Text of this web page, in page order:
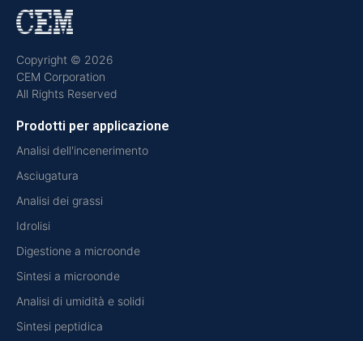
Copyright © 2026
CEM Corporation
All Rights Reserved
Prodotti per applicazione
Analisi dell'incenerimento
Asciugatura
Analisi dei grassi
Idrolisi
Digestione a microonde
Sintesi a microonde
Analisi di umidità e solidi
Sintesi peptidica